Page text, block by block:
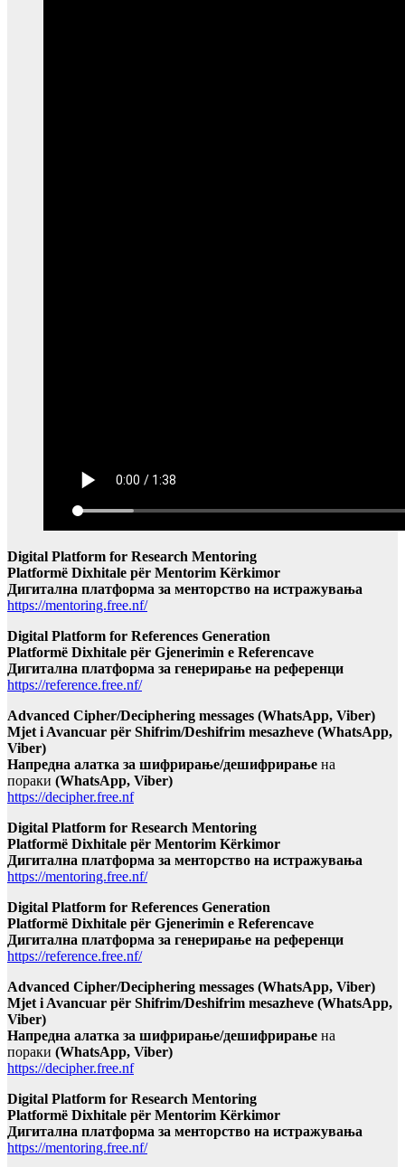
Digital Platform for Research Mentoring
Platformë Dixhitale për Mentorim Kërkimor
Дигитална платформа за менторство на истражувања
https://mentoring.free.nf/
Digital Platform for References Generation
Platformë Dixhitale për Gjenerimin e Referencave
Дигитална платформа за генерирање на референци
https://reference.free.nf/
Advanced Cipher/Deciphering messages (WhatsApp, Viber)
Mjet i Avancuar për Shifrim/Deshifrim mesazheve (WhatsApp,
Viber)
Напредна алатка за шифрирање/дешифрирање на
пораки (WhatsApp, Viber)
https://decipher.free.nf
Digital Platform for Research Mentoring
Platformë Dixhitale për Mentorim Kërkimor
Дигитална платформа за менторство на истражувања
https://mentoring.free.nf/
Digital Platform for References Generation
Platformë Dixhitale për Gjenerimin e Referencave
Дигитална платформа за генерирање на референци
https://reference.free.nf/
Advanced Cipher/Deciphering messages (WhatsApp, Viber)
Mjet i Avancuar për Shifrim/Deshifrim mesazheve (WhatsApp,
Viber)
Напредна алатка за шифрирање/дешифрирање на
пораки (WhatsApp, Viber)
https://decipher.free.nf
Digital Platform for Research Mentoring
Platformë Dixhitale për Mentorim Kërkimor
Дигитална платформа за менторство на истражувања
https://mentoring.free.nf/